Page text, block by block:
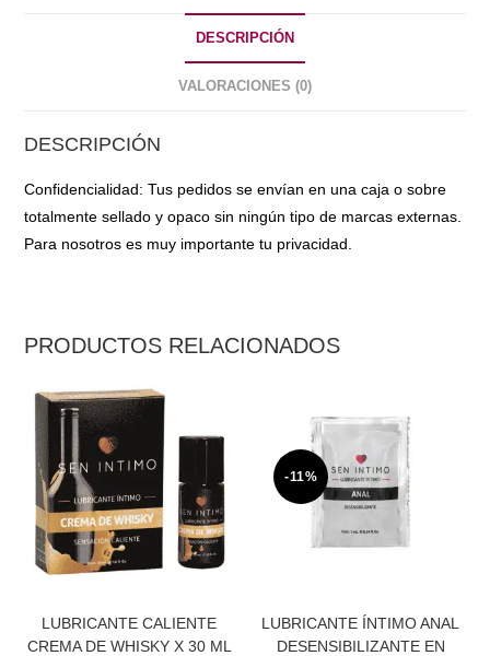
DESCRIPCIÓN
VALORACIONES (0)
DESCRIPCIÓN
Confidencialidad: Tus pedidos se envían en una caja o sobre
totalmente sellado y opaco sin ningún tipo de marcas externas.
Para nosotros es muy importante tu privacidad.
PRODUCTOS RELACIONADOS
LUBRICANTE CALIENTE
CREMA DE WHISKY X 30 ML
-11%
LUBRICANTE ÍNTIMO ANAL
DESENSIBILIZANTE EN